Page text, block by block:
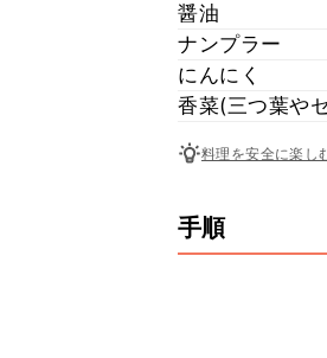
醤油
ナンプラー
にんにく
香菜(三つ葉や
料理を安全に楽し
手順